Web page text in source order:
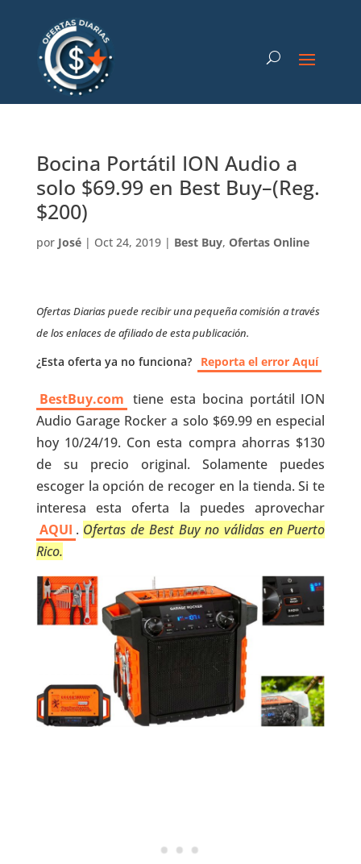
Bocina Portátil ION Audio a
solo $69.99 en Best Buy–(Reg.
$200)
por José| Oct 24, 2019| Best Buy, Ofertas Online
Ofertas Diarias puede recibir una pequeña comisión a través
de los enlaces de afiliado de esta publicación.
¿Esta oferta ya no funciona? Reporta el error Aquí
BestBuy.com tiene esta bocina portátil ION
Audio Garage Rocker a solo $69.99 en especial
hoy 10/24/19. Con esta compra ahorras $130
de su precio original. Solamente puedes
escoger la opción de recoger en la tienda. Si te
interesa esta oferta la puedes aprovechar
AQUI . Ofertas de Best Buy no válidas en Puerto
Rico.